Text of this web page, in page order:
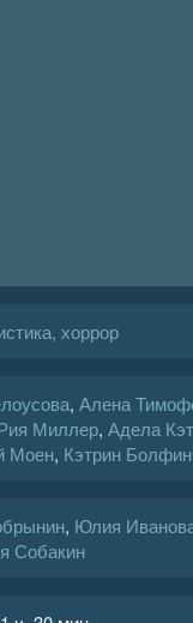
хоррор
, Алена
Миллер, Адела
Моен, Кэтрин
, Юлия
Собакин